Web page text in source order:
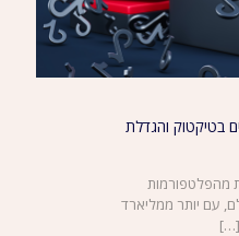
בטיקטוק והגדלת
מהפלטפורמות
עם יותר ממליארד
[…]